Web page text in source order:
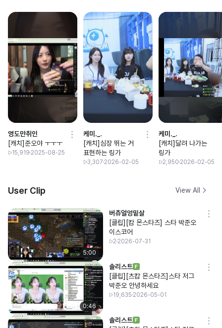
영도만취인
[캐치]준오야 ㅜㅜㅜ
15,919 2025-08-25
케미._.
[캐치]심장 뛰는 거
표현하는 링가
3,307 2026-02-05
케미._.
[캐치]달려 나가는
링가
2,950 2026-02-05
User Clip View All
5:00
버츄얼엉밑살
[클립][캄 몬스타즈] 스타 박준오
이스코어
2 2026-07-31
0:46
솔리스트
[클립][츠캄 몬스타즈]스타 저그
박준오 안녕하세요
19,635 2026-05-01
솔리스트